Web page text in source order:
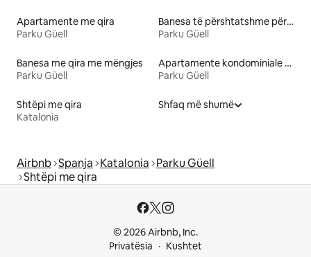
Apartamente me qira
Parku Güell
Banesa të përshtatshme për kafshë me qira
Parku Güell
Banesa me qira me mëngjes
Parku Güell
Apartamente kondominiale me qira
Parku Güell
Shtëpi me qira
Katalonia
Shfaq më shumë
Airbnb Spanja Katalonia Parku Güell
Shtëpi me qira
© 2026 Airbnb, Inc.
Privatësia
Kushtet